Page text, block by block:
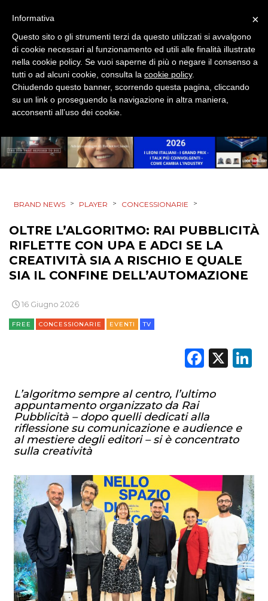
BRAND NEWS > PLAYER > CONCESSIONARIE >
OLTRE L’ALGORITMO: RAI PUBBLICITÀ
RIFLETTE CON UPA E ADCI SE LA
CREATIVITÀ SIA A RISCHIO E QUALE
SIA IL CONFINE DELL’AUTOMAZIONE
16 Giugno 2026
FREE CONCESSIONARIE EVENTI TV
X
L’algoritmo sempre al centro, l’ultimo
appuntamento organizzato da Rai
Pubblicità – dopo quelli dedicati alla
riflessione su comunicazione e audience e
al mestiere degli editori – si è concentrato
sulla creatività
×
Informativa
Questo sito o gli strumenti terzi da questo utilizzati si avvalgono
di cookie necessari al funzionamento ed utili alle finalità illustrate
nella cookie policy. Se vuoi saperne di più o negare il consenso a
tutti o ad alcuni cookie, consulta la cookie policy.
Chiudendo questo banner, scorrendo questa pagina, cliccando
su un link o proseguendo la navigazione in altra maniera,
acconsenti all’uso dei cookie.